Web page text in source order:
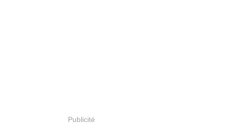
Publicité